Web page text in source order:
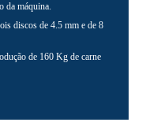
da máquina.
discos de 4.5 mm e de 8
de 160 Kg de carne